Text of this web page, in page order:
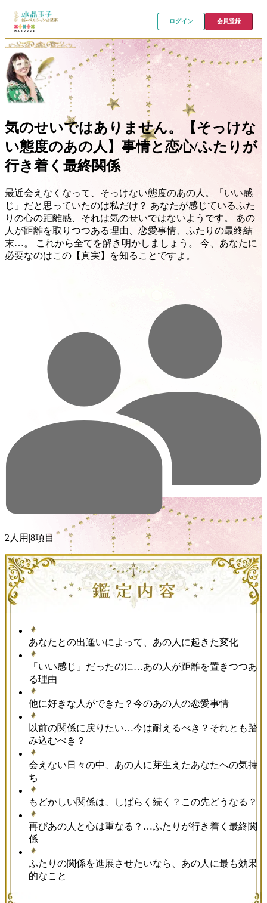
ログイン 会員登録
気のせいではありません。【そっけな
い態度のあの人】事情と恋心/ふたりが
行き着く最終関係
最近会えなくなって、そっけない態度のあの人。「いい感
じ」だと思っていたのは私だけ？ あなたが感じているふた
りの心の距離感、それは気のせいではないようです。 あの
人が距離を取りつつある理由、恋愛事情、ふたりの最終結
末…。 これから全てを解き明かしましょう。 今、あなたに
必要なのはこの【真実】を知ることですよ。
2人用 |8項目
あなたとの出逢いによって、あの人に起きた変化
「いい感じ」だったのに…あの人が距離を置きつつあ
る理由
他に好きな人ができた？今のあの人の恋愛事情
以前の関係に戻りたい…今は耐えるべき？それとも踏
み込むべき？
会えない日々の中、あの人に芽生えたあなたへの気持
ち
もどかしい関係は、しばらく続く？この先どうなる？
再びあの人と心は重なる？…ふたりが行き着く最終関
係
ふたりの関係を進展させたいなら、あの人に最も効果
的なこと